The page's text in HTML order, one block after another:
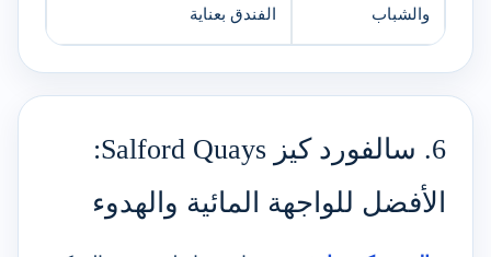
والشباب
الفندق بعناية
6. سالفورد كيز Salford Quays:
الأفضل للواجهة المائية والهدوء